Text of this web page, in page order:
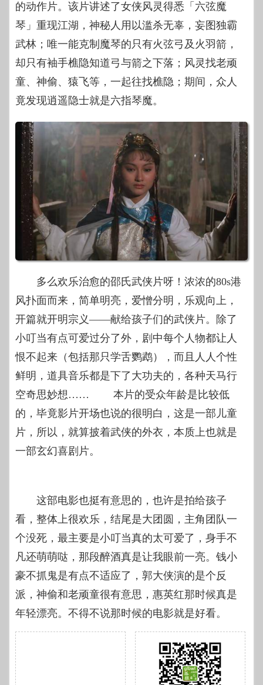
的动作片。该片讲述了女侠风灵得悉「六弦魔
琴」重现江湖，神秘人用以滥杀无辜，妄图独霸
武林；唯一能克制魔琴的只有火弦弓及火羽箭，
却只有袖手樵隐知道弓与箭之下落；风灵找老顽
童、神偷、猿飞等，一起往找樵隐；期间，众人
竟发现逍遥隐士就是六指琴魔。
多么欢乐治愈的邵氏武侠片呀！浓浓的80s港
风扑面而来，简单明亮，爱憎分明，乐观向上，
开篇就开明宗义——献给孩子们的武侠片。除了
小叮当有点可爱过分了外，剧中每个人物都让人
恨不起来（包括那只学舌鹦鹉），而且人人个性
鲜明，道具音乐都是下了大功夫的，各种天马行
空奇思妙想…… 本片的受众年龄是比较低
的，毕竟影片开场也说的很明白，这是一部儿童
片，所以，就算披着武侠的外衣，本质上也就是
一部玄幻喜剧片。
这部电影也挺有意思的，也许是拍给孩子
看，整体上很欢乐，结尾是大团圆，主角团队一
个没死，最主要是小叮当真的太可爱了，身手不
凡还萌萌哒，那段醉酒真是让我眼前一亮。钱小
豪不抓鬼是有点不适应了，郭大侠演的是个反
派，神偷和老顽童很有意思，惠英红那时候真是
年轻漂亮。不得不说那时候的电影就是好看。